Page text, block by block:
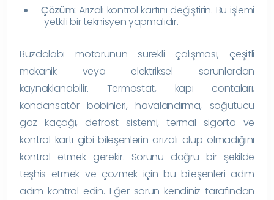
Çözüm: Arızalı kontrol kartını değiştirin. Bu işlemi
yetkili bir teknisyen yapmalıdır.
Buzdolabı motorunun sürekli çalışması, çeşitli
mekanik veya elektriksel sorunlardan
kaynaklanabilir. Termostat, kapı contaları,
kondansatör bobinleri, havalandırma, soğutucu
gaz kaçağı, defrost sistemi, termal sigorta ve
kontrol kartı gibi bileşenlerin arızalı olup olmadığını
kontrol etmek gerekir. Sorunu doğru bir şekilde
teşhis etmek ve çözmek için bu bileşenleri adım
adım kontrol edin. Eğer sorun kendiniz tarafından